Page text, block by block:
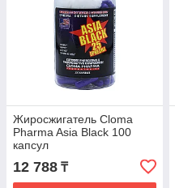
Жиросжигатель Cloma
Pharma Asia Black 100
капсул
12 788 ₸